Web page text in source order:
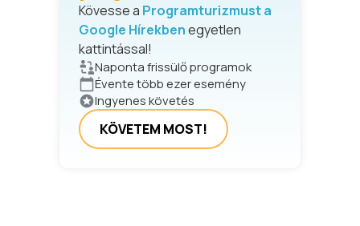
Kövesse a Programturizmust a
Google Hírekbenegyetlen
kattintással!
Naponta frissülő programok
Évente több ezer esemény
Ingyenes követés
KÖVETEM MOST!